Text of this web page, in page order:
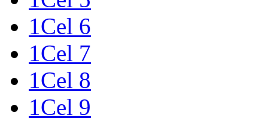
1Cel 6
1Cel 7
1Cel 8
1Cel 9